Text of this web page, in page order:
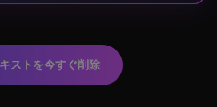
キストを今すぐ削除